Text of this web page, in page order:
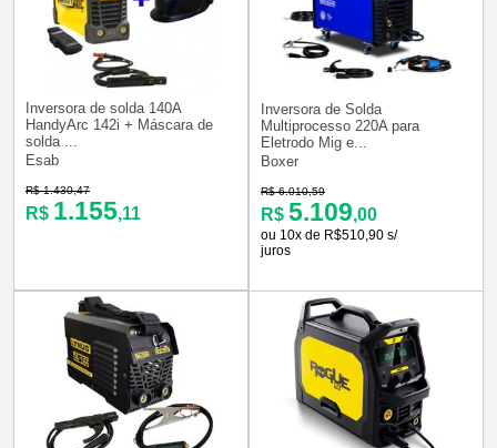
Inversora de solda 140A
HandyArc 142i + Máscara de
solda ...
Esab
R$ 1.430,47
R$ 1.155,11
Inversora de Solda
Multiprocesso 220A para
Eletrodo Mig e...
Boxer
R$ 6.010,59
R$ 5.109,00
ou 10x de R$510,90 s/
juros